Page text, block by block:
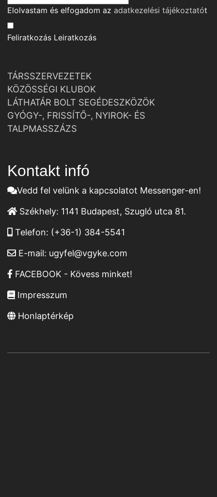
Elolvastam és elfogadom az adatkezelési tájékoztatót
Feliratkozás Leiratkozás
TÁRSSZERVEZETEK
KÖZÖSSÉGI KLUBOK
LÁTHATÁR BOLT SEGÉDESZKÖZÖK
GYÓGY-, FRISSÍTŐ-, NYIROK- ÉS
TALPMASSZÁZS
Kontakt infó
Vedd fel velünk a kapcsolatot Messenger-en!
Székhely: 1141 Budapest, Szugló utca 81.
Telefon: (+36-1) 384-5541
E-mail: ugyfel@vgyke.com
FACEBOOK - Kövess minket!
Impresszum
Honlaptérkép